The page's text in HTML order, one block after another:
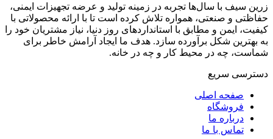
زرین سیف با سال‌ها تجربه در زمینه تولید و عرضه تجهیزات ایمنی،
حفاظتی و صنعتی، همواره تلاش کرده است تا با ارائه محصولاتی با
کیفیت، ایمن و مطابق با استانداردهای روز دنیا، نیاز مشتریان خود را
به بهترین شکل برآورده سازد. هدف ما ایجاد آرامش خاطر برای
شماست، چه در محیط کار و چه در خانه.
دسترسی سریع
صفحه اصلی
فروشگاه
درباره ما
تماس با ما